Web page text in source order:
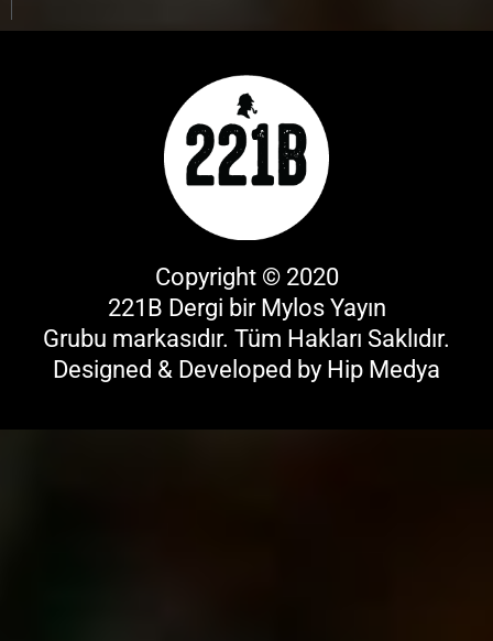
Copyright © 2020
221B Dergi bir Mylos Yayın
Grubu markasıdır. Tüm Hakları Saklıdır.
Designed & Developed by Hip Medya